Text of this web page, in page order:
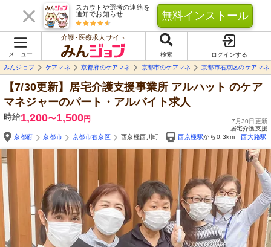
スカウトや選考の連絡を
通知でお知らせ
無料インストール
メニュー
介護･医療求人サイト
検索
ログインする
みんジョブ
ケアマネ 京都府のケアマネ 京都市のケアマネ 京都市右京区のケアマネ
【7/30更新】居宅介護支援事業所 アルハット のケア
マネジャーのパート・アルバイト求人
時給1,200〜1,500円
7月30日更新
居宅介護支援
京都府
京都市 京都市右京区 西京極西川町 西京極駅から0.3km 西大路駅